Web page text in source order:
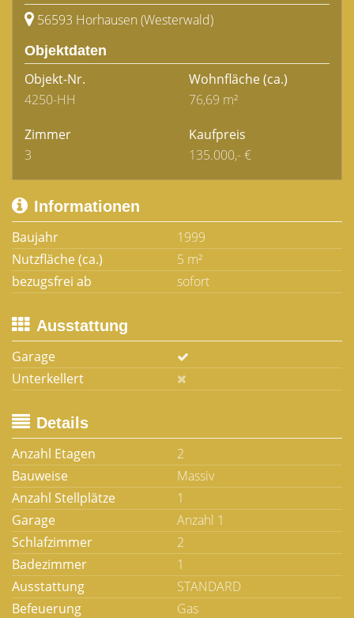
56593 Horhausen (Westerwald)
Objektdaten
Objekt-Nr.
4250-HH
Wohnfläche(ca.)
76,69 m²
Zimmer
3
Kaufpreis
135.000,- €
Informationen
Baujahr
1999
Nutzfläche (ca.)
5 m²
bezugsfrei ab
sofort
Ausstattung
Garage
Unterkellert
Details
Anzahl Etagen
2
Bauweise
Massiv
Anzahl Stellplätze
1
Garage
Anzahl 1
Schlafzimmer
2
Badezimmer
1
Ausstattung
STANDARD
Befeuerung
Gas